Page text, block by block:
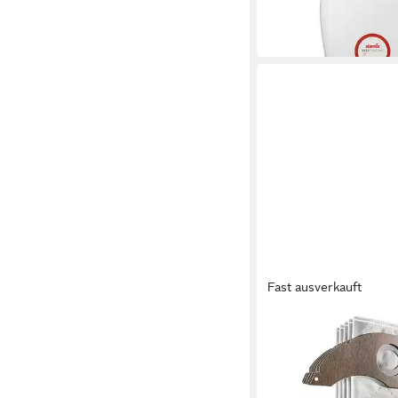
mtl. in 24 Raten
in 2-3 Werktagen bei dir
Fast ausverkauft
Industriesauger
in 2-3 Werktagen bei dir